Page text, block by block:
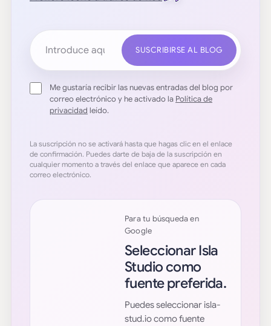
Tu dirección de correo electrónico
SUSCRIBIRSE AL BLOG
Me gustaría recibir las nuevas entradas del blog por
correo electrónico y he activado la Política de
privacidad leído.
La suscripción no se activará hasta que hagas clic en el enlace
de confirmación. Puedes darte de baja de la suscripción en
cualquier momento a través del enlace que aparece en cada
correo electrónico.
Para tu búsqueda en
Google
Seleccionar Isla
Studio como
fuente preferida.
Puedes seleccionar isla-
stud.io como fuente